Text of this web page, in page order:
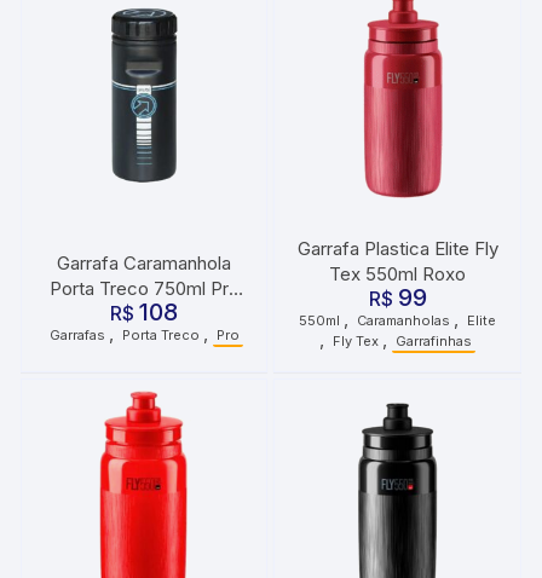
Garrafa Caramanhola
Porta Treco 750ml Pro
Preto
R$ 108
Garrafas , Porta Treco , Pro
Garrafa Plastica Elite Fly
Tex 550ml Roxo
R$ 99
550ml Caramanholas Elite
Fly Tex Garrafinhas